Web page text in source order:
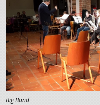
Big Band